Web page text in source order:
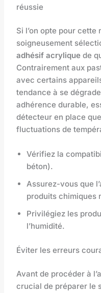
réussie
Si l’on opte pour
soigneusement
adhésif acrylique de
Contrairement aux
avec certains
tendance à se
adhérence durable,
détecteur en place
fluctuations de
Vérifiez la
béton).
Assurez-vous que
produits chimiques
Privilégiez les
l’humidité.
Éviter les erreurs
Avant de procéder à
crucial de préparer le